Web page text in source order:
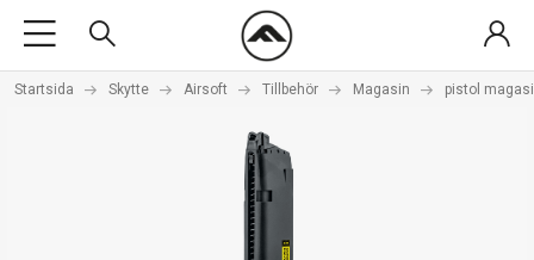
Startsida Skytte Airsoft Tillbehör Magasin pistol